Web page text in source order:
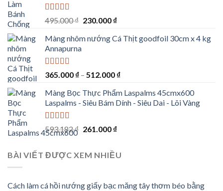
Được xếp
sao
495.000₫ Giá
là:
230.000 ₫Giá
tại
Màng nhôm nướng Cá Thịt goodfoil 30cm x 4 kg
Annapurna
Được xếp
sao
365.000 ₫ – 512.000 ₫
Màng Bọc Thực Phẩm Laspalms 45cmx600
Laspalms - Siêu Bám Dính - Siêu Dai - Lõi Vàng
Được xếp
hạng5.005
593.182₫ Giá
593.182 ₫.
261.000 ₫Giá
là:
BÀI VIẾT ĐƯỢC XEM NHIỀU
Cách làm cá hồi nướng giấy bạc măng tây thơm béo bằng